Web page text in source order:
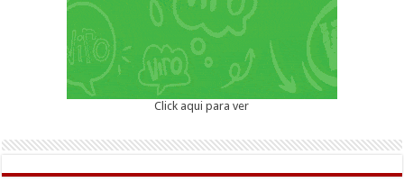
Click aqui para ver